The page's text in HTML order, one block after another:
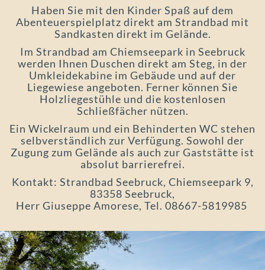
Haben Sie mit den Kinder Spaß auf dem
Abenteuerspielplatz direkt am Strandbad mit
Sandkasten direkt im Gelände.
Im Strandbad am Chiemseepark in Seebruck
werden Ihnen Duschen direkt am Steg, in der
Umkleidekabine im Gebäude und auf der
Liegewiese angeboten. Ferner können Sie
Holzliegestühle und die kostenlosen
Schließfächer nützen.
Ein Wickelraum und ein Behinderten WC stehen
selbverständlich zur Verfügung. Sowohl der
Zugung zum Gelände als auch zur Gaststätte ist
absolut barrierefrei.
Kontakt: Strandbad Seebruck, Chiemseepark 9,
83358 Seebruck,
Herr Giuseppe Amorese, Tel. 08667-5819985